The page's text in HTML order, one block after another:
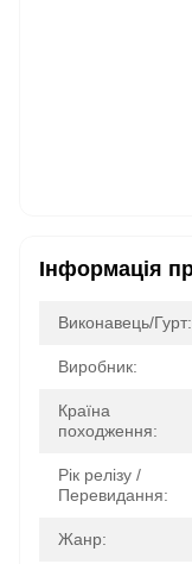
Інформація
Виконавець/Гурт:
Виробник:
Країна
походження:
Рік релізу /
Перевидання:
Жанр: